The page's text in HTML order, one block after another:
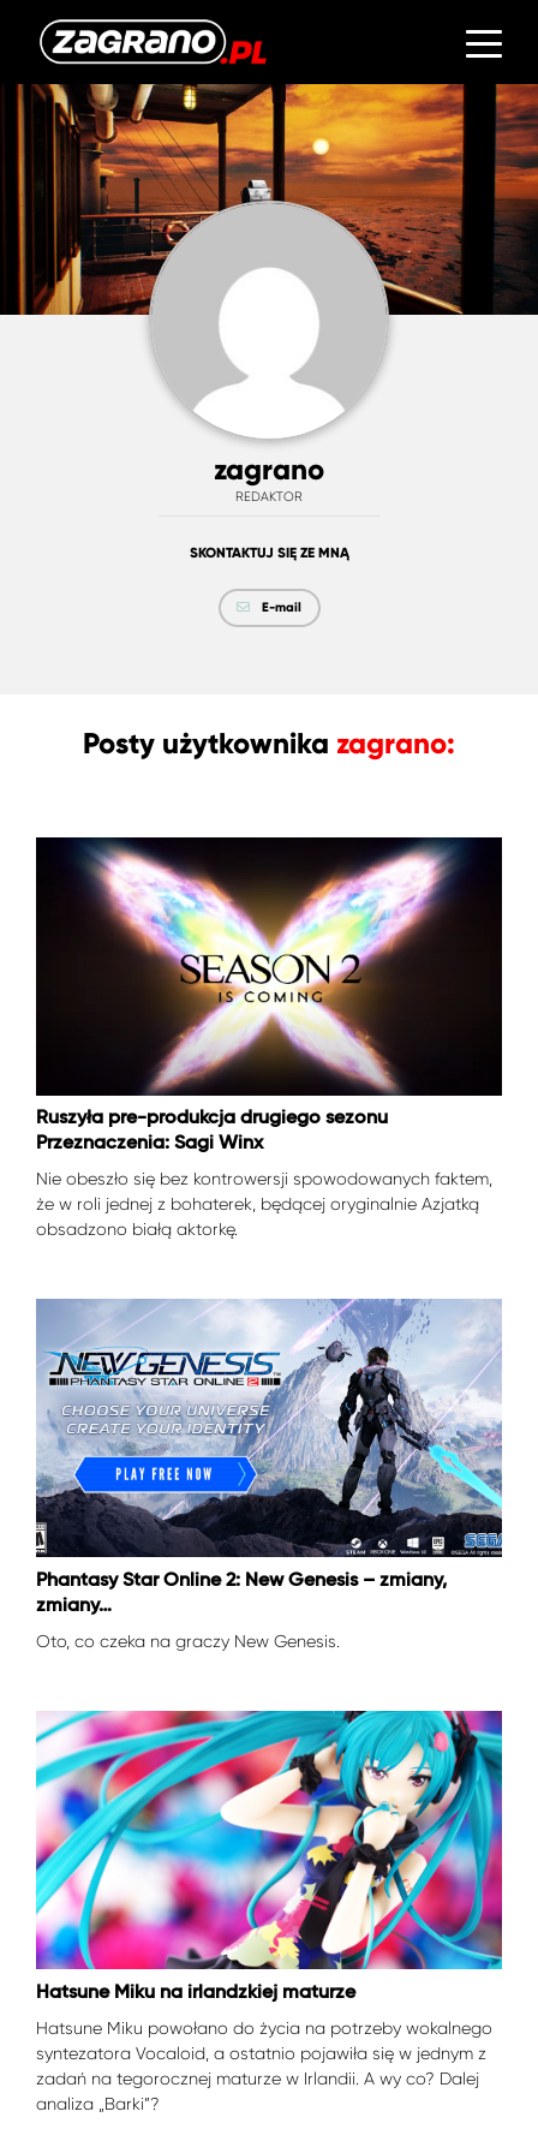
zagrano
REDAKTOR
SKONTAKTUJ SIĘ ZE MNĄ
E-mail
Posty użytkownika zagrano:
Ruszyła pre-produkcja drugiego sezonu
Przeznaczenia: Sagi Winx
Nie obeszło się bez kontrowersji spowodowanych faktem,
że w roli jednej z bohaterek, będącej oryginalnie Azjatką
obsadzono białą aktorkę.
Phantasy Star Online 2: New Genesis – zmiany,
zmiany…
Oto, co czeka na graczy New Genesis.
Hatsune Miku na irlandzkiej maturze
Hatsune Miku powołano do życia na potrzeby wokalnego
syntezatora Vocaloid, a ostatnio pojawiła się w jednym z
zadań na tegorocznej maturze w Irlandii. A wy co? Dalej
analiza „Barki”?